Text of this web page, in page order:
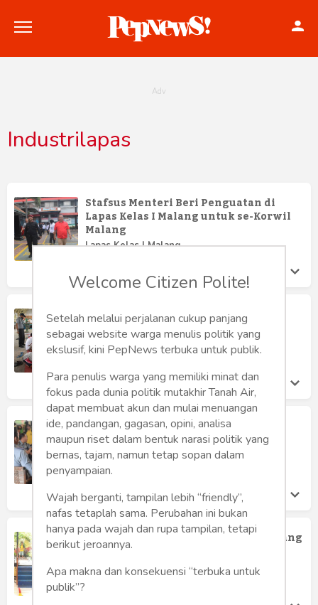
Hankam
Internasional
Humaniora
Sketsa
Tekno
Gaya
Wisata
Wanita
Industrilapas
Stafsus Menteri Beri Penguatan di
Lapas Kelas I Malang untuk se-Korwil
Malang
Lapas Kelas I Malang
Pelatihan Batik WBP Lapas Kelas I
Malang Bersertifikat KKNI
Lapas Kelas I Malang
Jumat 17 Nov, 2023
DWP Ikut Andil dalam Konsep Cafe
Baru Lapas Kelas I Malang
Lapas Kelas I Malang
Sabtu 11 Nov, 2023
New Pojok Kuliner Lapas Kelas I Malang
Dapat Support DWP
Lapas Kelas I Malang
Rabu 8 Nov, 2023
Welcome Citizen Polite!
Setelah melalui perjalanan cukup panjang
sebagai website warga menulis politik yang
ekslusif, kini PepNews terbuka untuk publik.
Para penulis warga yang memiliki minat dan
fokus pada dunia politik mutakhir Tanah Air,
dapat membuat akun dan mulai menuangan
ide, pandangan, gagasan, opini, analisa
maupun riset dalam bentuk narasi politik yang
bernas, tajam, namun tetap sopan dalam
penyampaian.
Wajah berganti, tampilan lebih “friendly”,
nafas tetaplah sama. Perubahan ini bukan
hanya pada wajah dan rupa tampilan, tetapi
berikut jeroannya.
Apa makna dan konsekuensi “terbuka untuk
publik”?